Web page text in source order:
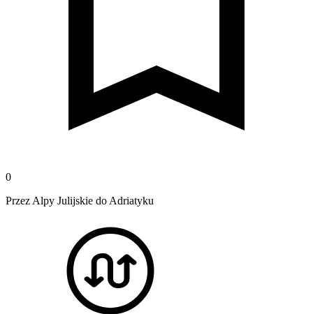
0
Przez Alpy Julijskie do Adriatyku